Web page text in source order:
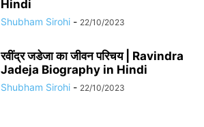
Hindi
Shubham Sirohi - 22/10/2023
रवींद्र जडेजा का जीवन परिचय | Ravindra
Jadeja Biography in Hindi
Shubham Sirohi - 22/10/2023